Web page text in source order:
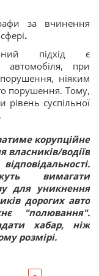
за вчинення
.
підхід є
автомобіля, при
ніяким
порушення. Тому,
рівень суспільної
корупційне
власників/водіїв
вимагати
для уникнення
дорогих авто
"полювання".
хабар, ніж
розмірі.